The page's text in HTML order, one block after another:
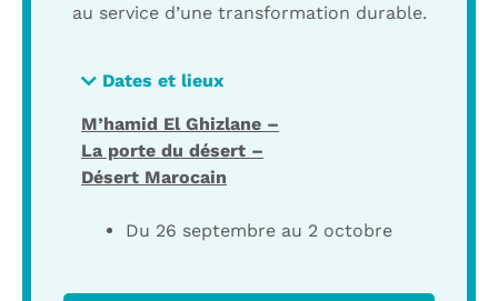
au service d’une transformation durable.
Dates et lieux
M’hamid El Ghizlane –
La porte du désert –
Désert Marocain
Du 26 septembre au 2 octobre